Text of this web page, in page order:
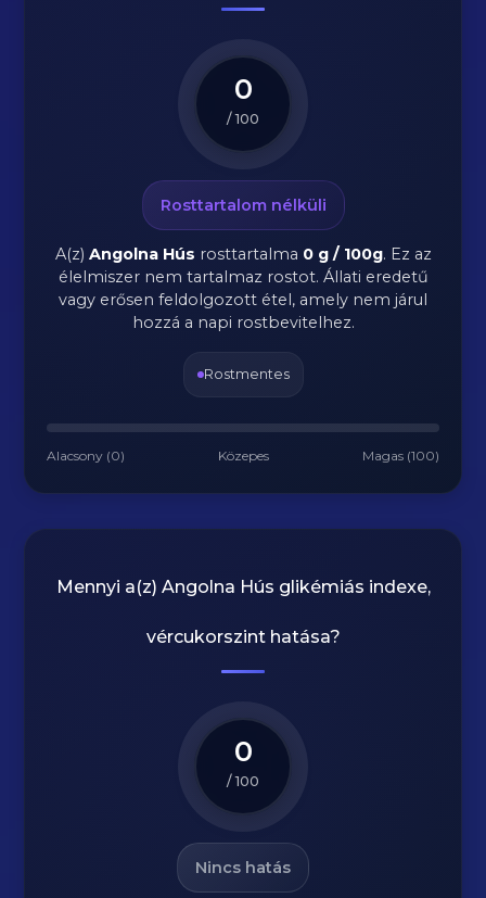
0
/ 100
Rosttartalom nélküli
A(z) Angolna Hús rosttartalma 0 g / 100g. Ez az
élelmiszer nem tartalmaz rostot. Állati eredetű
vagy erősen feldolgozott étel, amely nem járul
hozzá a napi rostbevitelhez.
Rostmentes
Alacsony (0) Közepes Magas (100)
Mennyi a(z) Angolna Hús glikémiás indexe,
vércukorszint hatása?
0
/ 100
Nincs hatás